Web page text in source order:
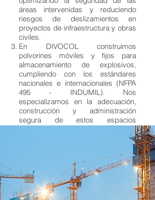
áreas intervenidas y reduciendo
riesgos de deslizamientos en
proyectos de infraestructura y obras
civiles.
En DIVOCOL construimos
polvorines móviles y fijos para
almacenamiento de explosivos,
cumpliendo con los estándares
nacionales e internacionales (NFPA
495 - INDUMIL). Nos
especializamos en la adecuación,
construcción y administración
segura de estos espacios
esenciales para operaciones de
Realizamos estabilización de suelos
licuados y deslizamientos de
taludes con utilización de explosivos